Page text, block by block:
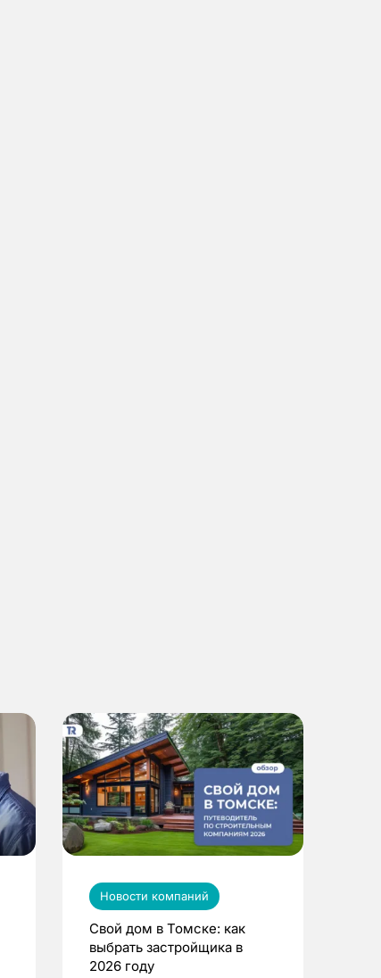
Новости компаний
Свой дом в Томске: как
выбрать застройщика в
2026 году